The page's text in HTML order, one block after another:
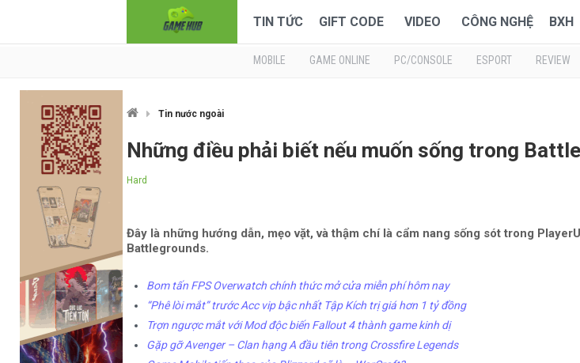
TIN TỨC GIFT CODE VIDEO CÔNG NGHỆ BXH
MOBILE GAME ONLINE PC/CONSOLE ESPORT REVIEW
Tin nước ngoài
Những điều phải biết nếu muốn sống trong
Hard
Đây là những hướng dẫn, mẹo vặt, và thậm chí là cẩm nang sống sót trong
Battlegrounds.
Bom tấn FPS Overwatch chính thức mở cửa miễn phí hôm nay
“Phê lòi mắt” trước Acc vip bậc nhất Tập Kích trị giá hơn 1 tỷ đồng
Trợn ngược mắt với Mod độc biến Fallout 4 thành game kinh dị
Gặp gỡ Avenger – Clan hạng A đầu tiên trong Crossfire Legends